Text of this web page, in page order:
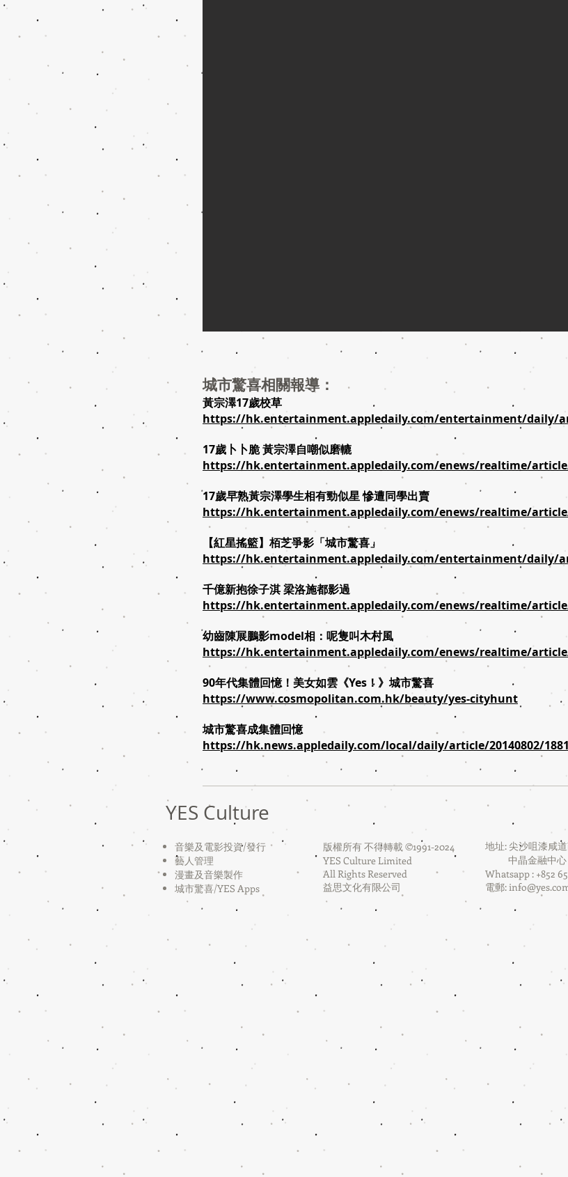
城市驚喜相關報導：
黃宗澤17歲校草
https://hk.entertainment.appledaily.com/entertainment/daily/
17歲卜卜脆 黃宗澤自嘲似磨轆
https://hk.entertainment.appledaily.com/enews/realtime/article/
17歲早熟黃宗澤學生相有勁似星 慘遭同學出賣
https://hk.entertainment.appledaily.com/enews/realtime/article/
【紅星搖籃】栢芝爭影「城市驚喜」
https://hk.entertainment.appledaily.com/entertainment/daily/
千億新抱徐子淇 梁洛施都影過
https://hk.entertainment.appledaily.com/enews/realtime/article/
幼齒陳展鵬影model相：呢隻叫木村風
https://hk.entertainment.appledaily.com/enews/realtime/article/
90年代集體回憶！美女如雲《Yes！》城市驚喜
https://www.cosmopolitan.com.hk/beauty/yes-cityhunt
城市驚喜成集體回憶
https://hk.news.appledaily.com/local/daily/article/20140802/
YES Culture
音樂及電影投資/發行
藝人管理
漫畫及音樂製作
​城市驚喜/YES Apps
地址: 尖沙咀漆咸
中晶金融中心
Whatsapp : +852
電郵:
版權所有 不得轉載 ©1991-2024
YES Culture Limited
All Rights Reserved
益思文化有限公司